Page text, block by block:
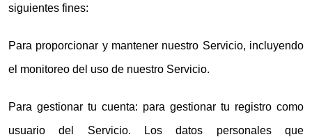
siguientes fines:
Para proporcionar y mantener nuestro Servicio, incluyendo
el monitoreo del uso de nuestro Servicio.
Para gestionar tu cuenta: para gestionar tu registro como
usuario del Servicio. Los datos personales que